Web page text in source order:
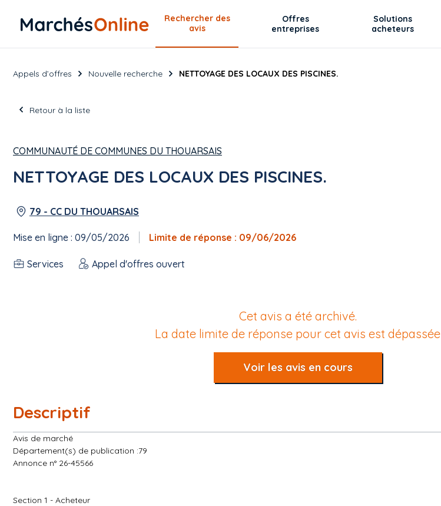
Rechercher des
avis
Offres
entreprises
Solutions
acheteurs
Appels d’offres Nouvelle recherche NETTOYAGE DES LOCAUX DES PISCINES.
Retour à la liste
COMMUNAUTÉ DE COMMUNES DU THOUARSAIS
NETTOYAGE DES LOCAUX DES PISCINES.
79 - CC DU THOUARSAIS
Mise en ligne : 09/05/2026 Limite de réponse : 09/06/2026
Services Appel d'offres ouvert
Cet avis a été archivé.
La date limite de réponse pour cet avis est dépassée
Voir les avis en cours
Descriptif
Avis de marché
Département(s) de publication :79
Annonce n° 26-45566
Section 1 - Acheteur